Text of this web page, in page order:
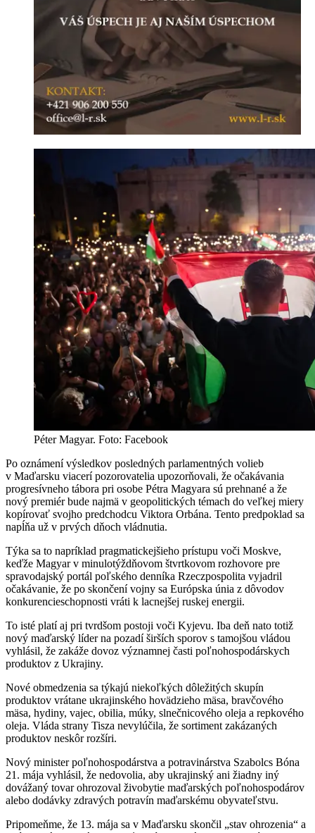
Péter Magyar. Foto: Facebook
Po oznámení výsledkov posledných parlamentných volieb
v Maďarsku viacerí pozorovatelia upozorňovali, že očakávania
progresívneho tábora pri osobe Pétra Magyara sú prehnané a že
nový premiér bude najmä v geopolitických témach do veľkej miery
kopírovať svojho predchodcu Viktora Orbána. Tento predpoklad sa
napĺňa už v prvých dňoch vládnutia.
Týka sa to napríklad pragmatickejšieho prístupu voči Moskve,
keďže Magyar v minulotýždňovom štvrtkovom rozhovore pre
spravodajský portál poľského denníka Rzeczpospolita vyjadril
očakávanie, že po skončení vojny sa Európska únia z dôvodov
konkurencieschopnosti vráti k lacnejšej ruskej energii.
To isté platí aj pri tvrdšom postoji voči Kyjevu. Iba deň nato totiž
nový maďarský líder na pozadí širších sporov s tamojšou vládou
vyhlásil, že zakáže dovoz významnej časti poľnohospodárskych
produktov z Ukrajiny.
Nové obmedzenia sa týkajú niekoľkých dôležitých skupín
produktov vrátane ukrajinského hovädzieho mäsa, bravčového
mäsa, hydiny, vajec, obilia, múky, slnečnicového oleja a repkového
oleja. Vláda strany Tisza nevylúčila, že sortiment zakázaných
produktov neskôr rozšíri.
Nový minister poľnohospodárstva a potravinárstva Szabolcs Bóna
21. mája vyhlásil, že nedovolia, aby ukrajinský ani žiadny iný
dovážaný tovar ohrozoval živobytie maďarských poľnohospodárov
alebo dodávky zdravých potravín maďarskému obyvateľstvu.
Pripomeňme, že 13. mája sa v Maďarsku skončil „stav ohrozenia“ a